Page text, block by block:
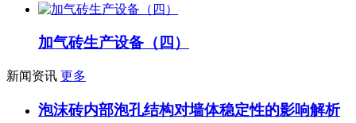
加气砖生产设备（四）
新闻资讯 更多
泡沫砖内部泡孔结构对墙体稳定性的影响解析